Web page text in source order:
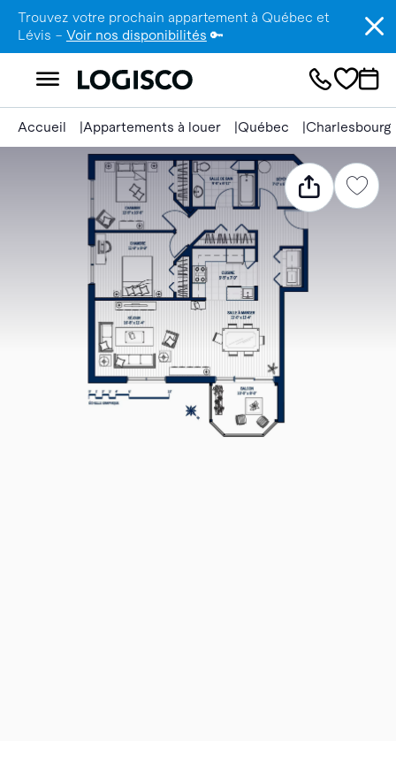
Trouvez votre prochain appartement à Québec et
Lévis – Voir nos disponibilités 🔑
Accueil Appartements à louer Québec Charlesbourg